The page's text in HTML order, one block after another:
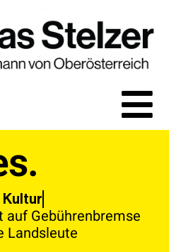
Kultur
Gebührenbremse
Landsleute